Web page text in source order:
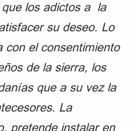
los adictos a la
su deseo. Lo
con el consentimiento
de la sierra, los
que a su vez la
. La
pretende instalar en